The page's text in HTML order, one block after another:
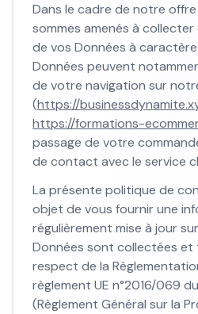
Dans le cadre de notre
sommes amenés à
de vos Données à
Données peuvent
de votre navigation sur
(https://
https://formations-
passage de votre
de contact avec le service
La présente politique de
objet de vous fournir une
régulièrement mise à jour
Données sont collectées et
respect de la
règlement UE n°2016/069
(Règlement Général sur la